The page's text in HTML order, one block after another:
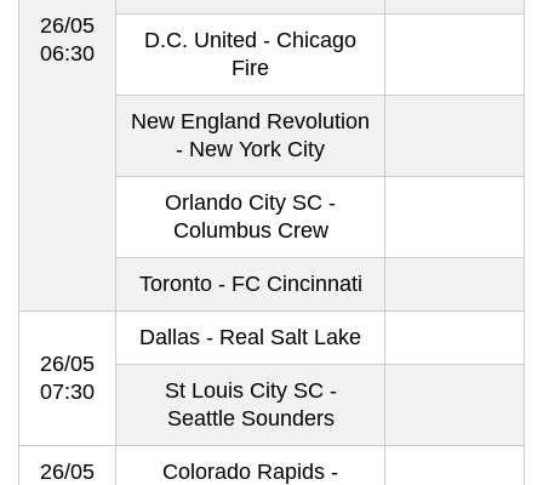
26/05
06:30
D.C. United - Chicago
Fire
New England Revolution
- New York City
Orlando City SC -
Columbus Crew
Toronto - FC Cincinnati
26/05
07:30
Dallas - Real Salt Lake
St Louis City SC -
Seattle Sounders
26/05
Colorado Rapids -